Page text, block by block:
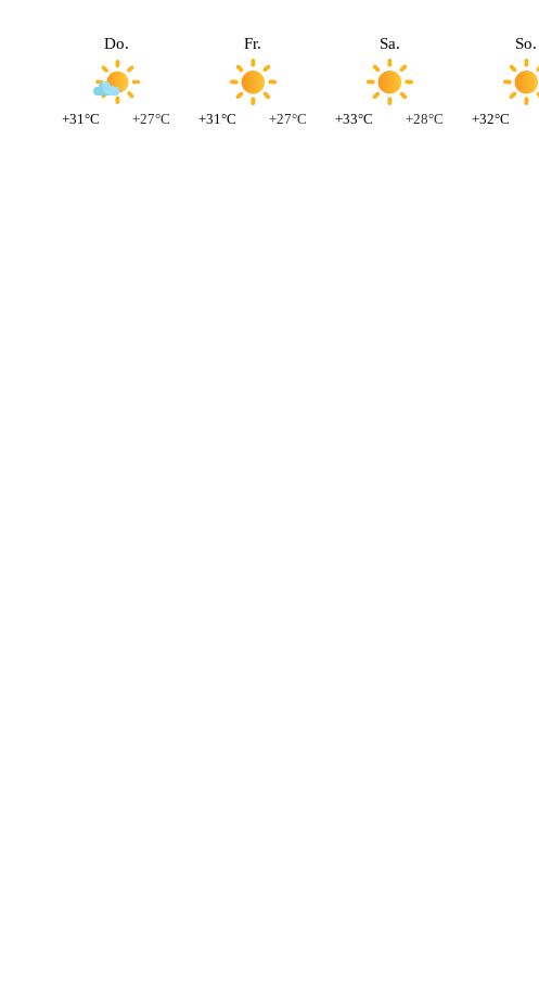
Do.
+31°C +27°C
Fr.
+31°C +27°C
Sa.
+33°C +28°C
So.
+32°C